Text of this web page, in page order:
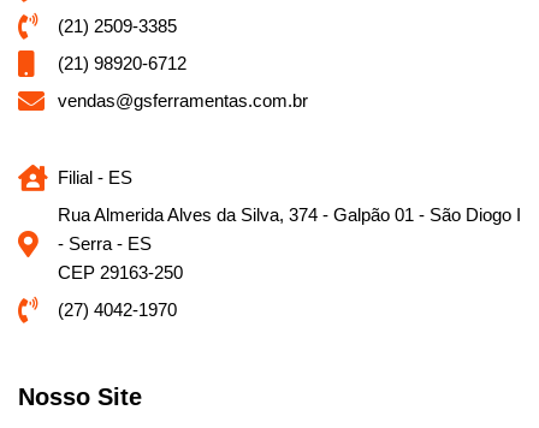
(21) 2509-3385
(21) 98920-6712
vendas@gsferramentas.com.br
Filial - ES
Rua Almerida Alves da Silva, 374 - Galpão 01 - São Diogo I
- Serra - ES
CEP 29163-250
(27) 4042-1970
Nosso Site